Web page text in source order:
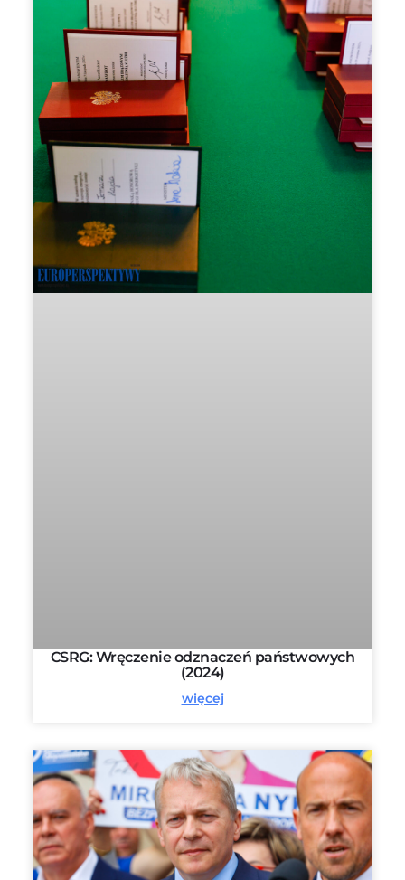
CSRG: Wręczenie odznaczeń państwowych
(2024)
więcej